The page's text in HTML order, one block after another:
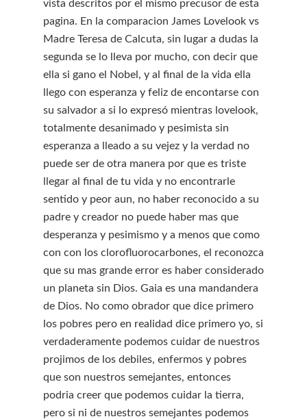
vista descritos por el mismo precusor de esta
pagina. En la comparacion James Lovelook vs
Madre Teresa de Calcuta, sin lugar a dudas la
segunda se lo lleva por mucho, con decir que
ella si gano el Nobel, y al final de la vida ella
llego con esperanza y feliz de encontarse con
su salvador a si lo expresó mientras lovelook,
totalmente desanimado y pesimista sin
esperanza a lleado a su vejez y la verdad no
puede ser de otra manera por que es triste
llegar al final de tu vida y no encontrarle
sentido y peor aun, no haber reconocido a su
padre y creador no puede haber mas que
desperanza y pesimismo y a menos que como
con con los clorofluorocarbones, el reconozca
que su mas grande error es haber considerado
un planeta sin Dios. Gaia es una mandandera
de Dios. No como obrador que dice primero
los pobres pero en realidad dice primero yo, si
verdaderamente podemos cuidar de nuestros
projimos de los debiles, enfermos y pobres
que son nuestros semejantes, entonces
podria creer que podemos cuidar la tierra,
pero si ni de nuestros semejantes podemos